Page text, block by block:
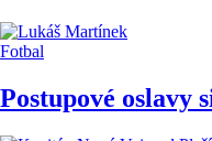
Fotbal
Postupové oslavy